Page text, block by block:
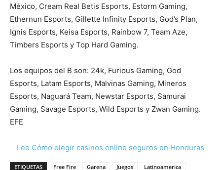
México, Cream Real Betis Esports, Estorm Gaming,
Ethernun Esports, Gillette Infinity Esports, God’s Plan,
Ignis Esports, Keisa Esports, Rainbow 7, Team Aze,
Timbers Esports y Top Hard Gaming.
Los equipos del B son: 24k, Furious Gaming, God
Esports, Latam Esports, Malvinas Gaming, Mineros
Esports, Naguará Team, Newstar Esports, Samurai
Gaming, Savage Esports, Wild Esports y Zwan Gaming.
EFE
Lee Cómo elegir casinos online seguros en Honduras
ETIQUETAS Free Fire Garena Juegos
Latinoamerica